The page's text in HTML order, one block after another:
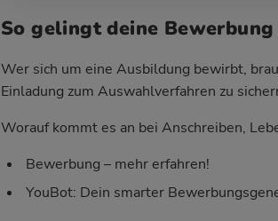
So gelingt deine
Wer sich um eine Ausbildung bewirbt,
Einladung zum Auswahlverfahren zu
Worauf kommt es an bei Anschreiben,
Bewerbung – mehr erfahren!
YouBot: Dein smarter